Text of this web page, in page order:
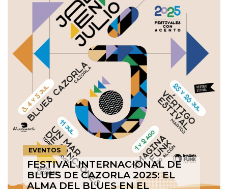
EVENTOS
FESTIVAL INTERNACIONAL DE
BLUES DE CAZORLA 2025: EL
ALMA DEL BLUES EN EL